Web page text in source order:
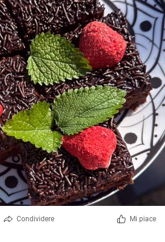
Condividere Mi piace